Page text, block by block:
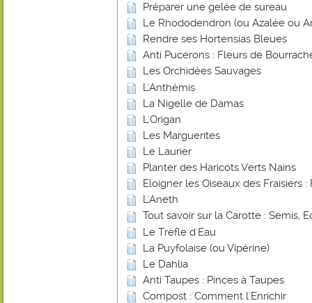
Préparer une gelée de sureau
Le Rhododendron (ou Azalée ou
Rendre ses Hortensias Bleues
Anti Pucerons : Fleurs de
Les Orchidées Sauvages
L'Anthémis
La Nigelle de Damas
L'Origan
Les Marguerites
Le Laurier
Planter des Haricots Verts Nains
Eloigner les Oiseaux des Fraisiers :
L'Aneth
Tout savoir sur la Carotte : Semis,
Le Trèfle d'Eau
La Puyfolaise (ou Vipérine)
Le Dahlia
Anti Taupes : Pinces à Taupes
Compost : Comment l'Enrichir